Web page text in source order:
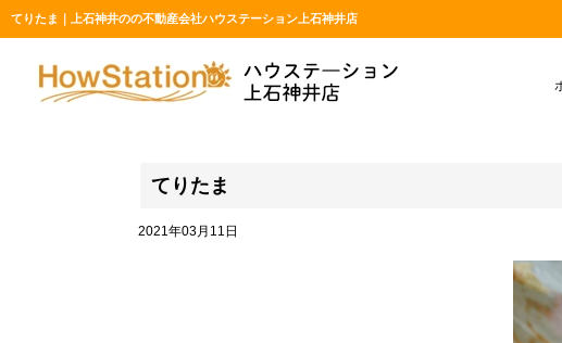
てりたま｜上石神井のの不動産会社ハウステーション上石神井店
てりたま
2021年03月11日